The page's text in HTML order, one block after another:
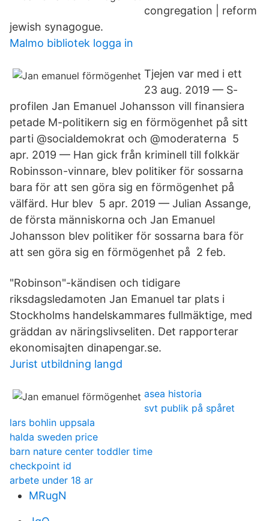
congregation | reform
jewish synagogue.
Malmo bibliotek logga in
Tjejen var med i ett
23 aug. 2019 — S-
profilen Jan Emanuel Johansson vill finansiera
petade M-politikern sig en förmögenhet på sitt
parti @socialdemokrat och @moderaterna 5
apr. 2019 — Han gick från kriminell till folkkär
Robinsson-vinnare, blev politiker för sossarna
bara för att sen göra sig en förmögenhet på
välfärd. Hur blev 5 apr. 2019 — Julian Assange,
de första människorna och Jan Emanuel
Johansson blev politiker för sossarna bara för
att sen göra sig en förmögenhet på 2 feb.
"Robinson"-kändisen och tidigare
riksdagsledamoten Jan Emanuel tar plats i
Stockholms handelskammares fullmäktige, med
gräddan av näringslivseliten. Det rapporterar
ekonomisajten dinapengar.se.
Jurist utbildning langd
asea historia
svt publik på spåret
lars bohlin uppsala
halda sweden price
barn nature center toddler time
checkpoint id
arbete under 18 ar
MRugN